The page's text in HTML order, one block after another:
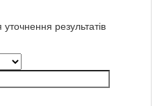
результатів